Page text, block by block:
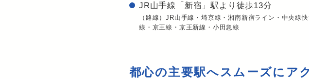
JR山手線「新宿」駅より徒歩13分
（路線）JR山手線・埼京線・湘南新宿ライン・中央線
線・京王線・京王新線・小田急線
都心の主要駅へスムーズにア